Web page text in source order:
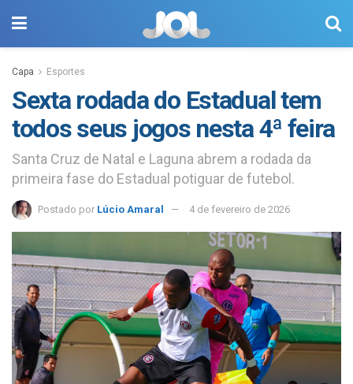
Capa Esportes
Sexta rodada do Estadual tem
todos seus jogos nesta 4ª feira
Santa Cruz de Natal e Laguna abrem a rodada da
primeira fase do Estadual potiguar de futebol.
Postado por Lúcio Amaral 4 de fevereiro de 2026